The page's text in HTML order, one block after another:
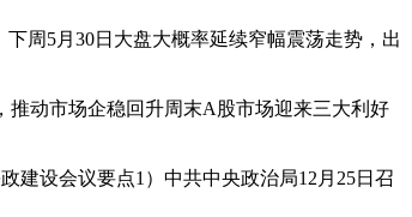
周5月30日大盘大概率延续窄幅震荡走势，出
推动市场企稳回升周末A股市场迎来三大利好
建设会议要点1）中共中央政治局12月25日召